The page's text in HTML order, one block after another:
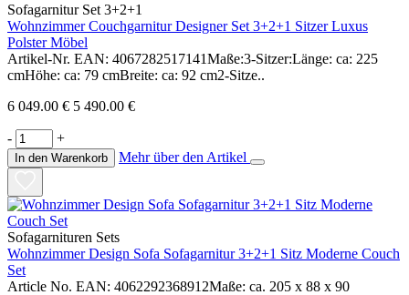
Sofagarnitur Set 3+2+1
Wohnzimmer Couchgarnitur Designer Set 3+2+1 Sitzer Luxus
Polster Möbel
Artikel-Nr. EAN: 4067282517141Maße:3-Sitzer:Länge: ca: 225
cmHöhe: ca: 79 cmBreite: ca: 92 cm2-Sitze..
6 049.00 € 5 490.00 €
- +
In den Warenkorb Mehr über den Artikel
Sofagarnituren Sets
Wohnzimmer Design Sofa Sofagarnitur 3+2+1 Sitz Moderne Couch
Set
Article No. EAN: 4062292368912Maße: ca. 205 x 88 x 90